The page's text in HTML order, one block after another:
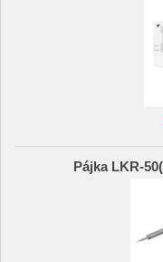
Pájka LKR-